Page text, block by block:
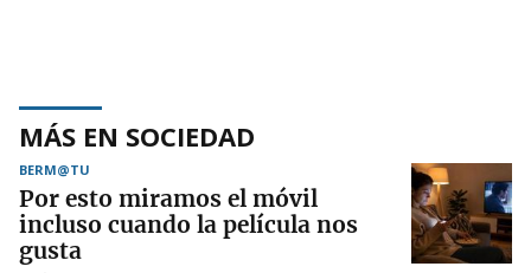
MÁS EN SOCIEDAD
BERM@TU
Por esto miramos el móvil
incluso cuando la película nos
gusta